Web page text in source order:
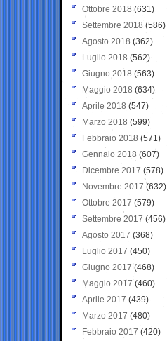
Ottobre 2018 (631)
Settembre 2018 (586)
Agosto 2018 (362)
Luglio 2018 (562)
Giugno 2018 (563)
Maggio 2018 (634)
Aprile 2018 (547)
Marzo 2018 (599)
Febbraio 2018 (571)
Gennaio 2018 (607)
Dicembre 2017 (578)
Novembre 2017 (632)
Ottobre 2017 (579)
Settembre 2017 (456)
Agosto 2017 (368)
Luglio 2017 (450)
Giugno 2017 (468)
Maggio 2017 (460)
Aprile 2017 (439)
Marzo 2017 (480)
Febbraio 2017 (420)